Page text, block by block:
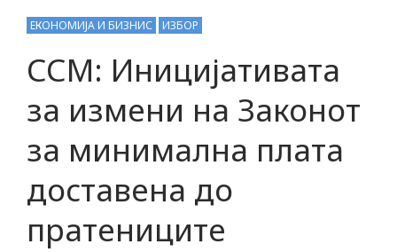
ЕКОНОМИЈА И БИЗНИС ИЗБОР
ССМ: Иницијативата
за измени на Законот
за минимална плата
доставена до
пратениците